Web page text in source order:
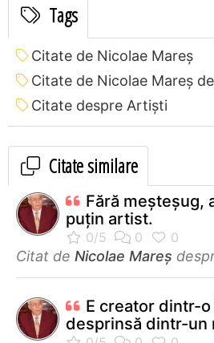
Tags
Citate de Nicolae Mareș
Citate de Nicolae Mareș
Citate despre Artiști
Citate similare
Fără meşteşug,
puţin artist.
Citat de Nicolae Mareș
E creator dintr-
desprinsă dintr-un